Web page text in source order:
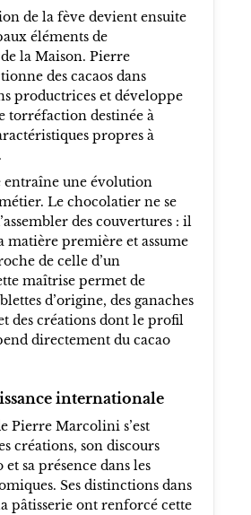
de la fève devient ensuite
éléments de
la Maison. Pierre
des cacaos dans
productrices et développe
torréfaction destinée à
propres à
entraîne une évolution
Le chocolatier ne se
des couvertures : il
matière première et assume
de celle d’un
maîtrise permet de
d’origine, des ganaches
des créations dont le profil
directement du cacao
internationale
Pierre Marcolini s’est
créations, son discours
sa présence dans les
Ses distinctions dans
pâtisserie ont renforcé cette